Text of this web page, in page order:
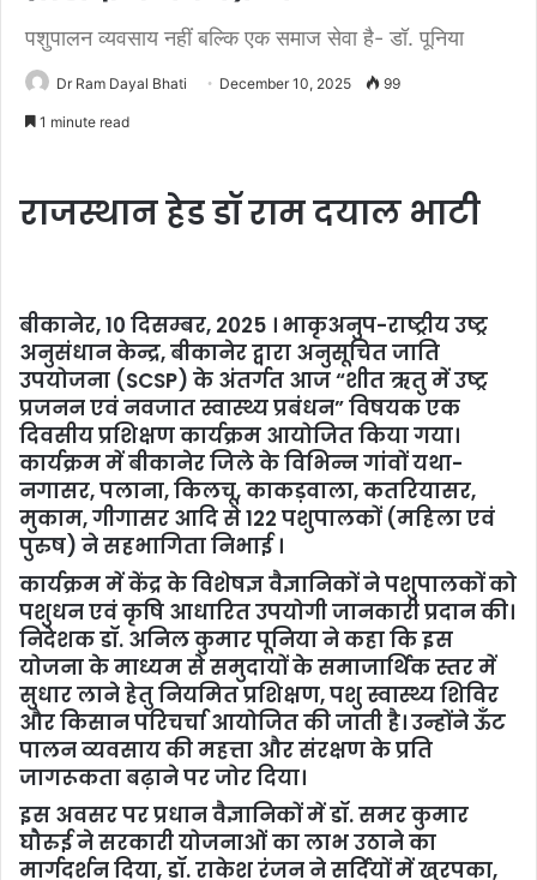
पशुपालन व्‍यवसाय नहीं बल्कि एक समाज सेवा है- डॉ. पूनिया
Dr Ram Dayal Bhati December 10, 2025 99
1 minute read
राजस्थान हेड डॉ राम दयाल भाटी
बीकानेर, 10 दिसम्बर, 2025 । भाकृअनुप-राष्ट्रीय उष्ट्र
अनुसंधान केन्द्र, बीकानेर द्वारा अनुसूचित जाति
उपयोजना (SCSP) के अंतर्गत आज “शीत ऋतु में उष्ट्र
प्रजनन एवं नवजात स्वास्थ्य प्रबंधन” विषयक एक
दिवसीय प्रशिक्षण कार्यक्रम आयोजित किया गया।
कार्यक्रम में बीकानेर जिले के विभिन्न गांवों यथा-
नगासर, पलाना, किलचू, काकड़वाला, कतरियासर,
मुकाम, गीगासर आदि से 122 पशुपालकों (महिला एवं
पुरुष) ने सहभागिता निभाई ।
कार्यक्रम में केंद्र के विशेषज्ञ वैज्ञानिकों ने पशुपालकों को
पशुधन एवं कृषि आधारित उपयोगी जानकारी प्रदान की।
निदेशक डॉ. अनिल कुमार पूनिया ने कहा कि इस
योजना के माध्यम से समुदायों के समाजार्थिक स्तर में
सुधार लाने हेतु नियमित प्रशिक्षण, पशु स्वास्थ्य शिविर
और किसान परिचर्चा आयोजित की जाती है। उन्होंने ऊँट
पालन व्यवसाय की महत्ता और संरक्षण के प्रति
जागरूकता बढ़ाने पर जोर दिया।
इस अवसर पर प्रधान वैज्ञानिकों में डॉ. समर कुमार
घौरुई ने सरकारी योजनाओं का लाभ उठाने का
मार्गदर्शन दिया, डॉ. राकेश रंजन ने सर्दियों में खुरपका,